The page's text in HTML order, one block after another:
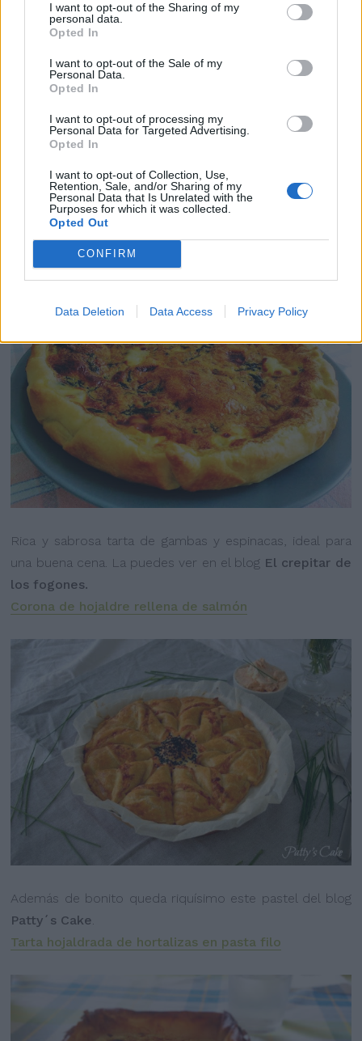
I want to opt-out of the Sharing of my
personal data.
Opted In
I want to opt-out of the Sale of my
Personal Data.
Opted In
I want to opt-out of processing my
Personal Data for Targeted Advertising.
Opted In
I want to opt-out of Collection, Use,
Retention, Sale, and/or Sharing of my
Personal Data that Is Unrelated with the
Purposes for which it was collected.
Opted Out
CONFIRM
Data Deletion Data Access Privacy Policy
Una combinación de sabores de lo más original, la
dulzura de la calabaza con el salado de las anchoas. La
puedes ver en el blogHuele bien.
Tarta salada de gambas y espinacas
Rica y sabrosa tarta de gambas y espinacas, ideal para
una buena cena. La puedes ver en el blog El crepitar de
los fogones.
Corona de hojaldre rellena de salmón
Además de bonito queda riquísimo este pastel del blog
Patty´s Cake.
Tarta hojaldrada de hortalizas en pasta filo